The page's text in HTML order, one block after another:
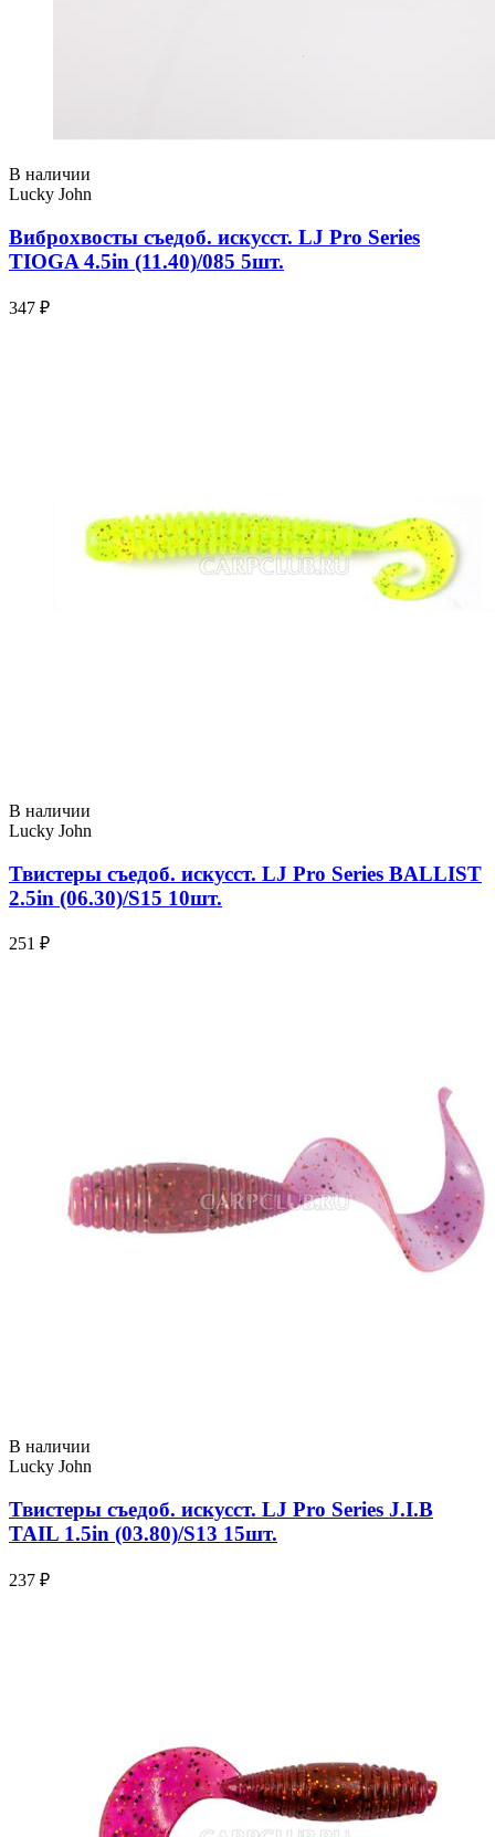
В наличии
Lucky John
Виброхвосты съедоб. искусст. LJ Pro Series
TIOGA 4.5in (11.40)/085 5шт.
347 ₽
В наличии
Lucky John
Твистеры съедоб. искусст. LJ Pro Series BALLIST
2.5in (06.30)/S15 10шт.
251 ₽
В наличии
Lucky John
Твистеры съедоб. искусст. LJ Pro Series J.I.B
TAIL 1.5in (03.80)/S13 15шт.
237 ₽